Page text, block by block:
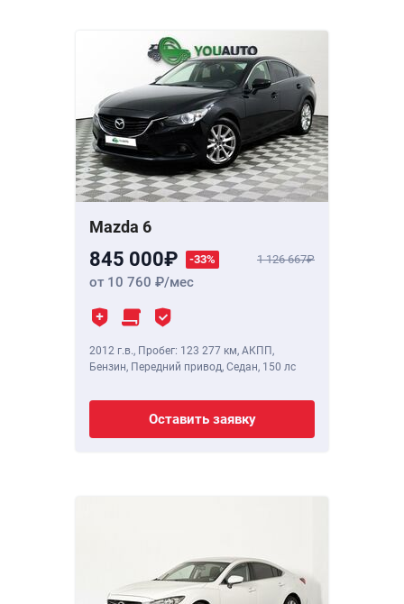
Mazda 6
845 000 -33% 1 126 667
от 10 760 /мес
2012 г.в., Пробег: 123 277 км, АКПП,
Бензин, Передний привод, Седан, 150 лс
Оставить заявку